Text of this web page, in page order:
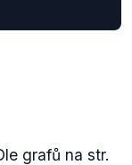
grafů na str.